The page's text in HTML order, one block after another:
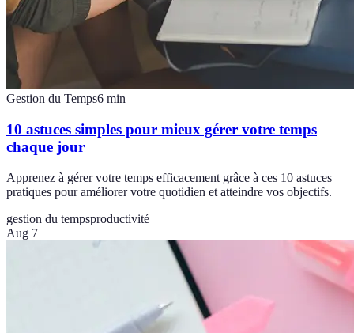
Gestion du Temps6 min
10 astuces simples pour mieux gérer votre temps
chaque jour
Apprenez à gérer votre temps efficacement grâce à ces 10 astuces
pratiques pour améliorer votre quotidien et atteindre vos objectifs.
gestion du tempsproductivité
Aug 7